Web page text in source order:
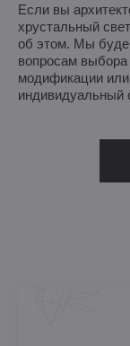
Если вы
хрустальный
об этом. Мы
вопросам
модификации
индивидуальный